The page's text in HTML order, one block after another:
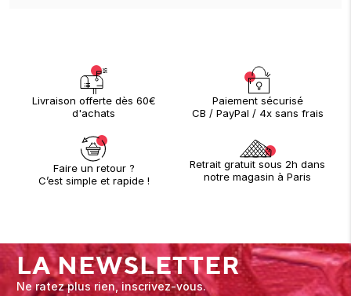
Livraison offerte dès 60€
d'achats
Paiement sécurisé
CB / PayPal / 4x sans frais
Faire un retour ?
C’est simple et rapide !
Retrait gratuit sous 2h dans
notre magasin à Paris
LA NEWSLETTER
Ne ratez plus rien, inscrivez-vous.